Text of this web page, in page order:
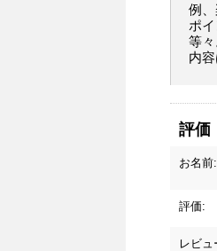
例
ポ
等
内
評価
お名前:
評価:
レビュ